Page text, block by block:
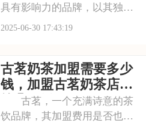
具有影响力的品牌，以其独特
的品牌理念和卓越的产品品
式，其产品系列丰富多样，既
有传统的奶茶系列，又有创新
的水果茶、气泡水等系列
2025-06-30 17:43:19
古茗奶茶加盟需要多少
钱，加盟古茗奶茶店大
约几万元
古茗，一个充满诗意的茶
饮品牌，其加盟费用是否也如